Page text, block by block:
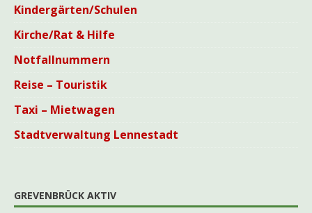
Kindergärten/Schulen
Kirche/Rat & Hilfe
Notfallnummern
Reise – Touristik
Taxi – Mietwagen
Stadtverwaltung Lennestadt
GREVENBRÜCK AKTIV